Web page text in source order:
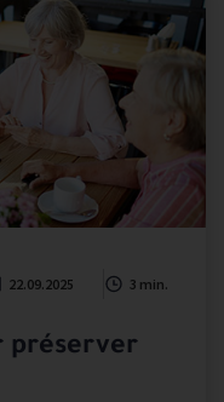
22.09.2025 3 min.
préserver